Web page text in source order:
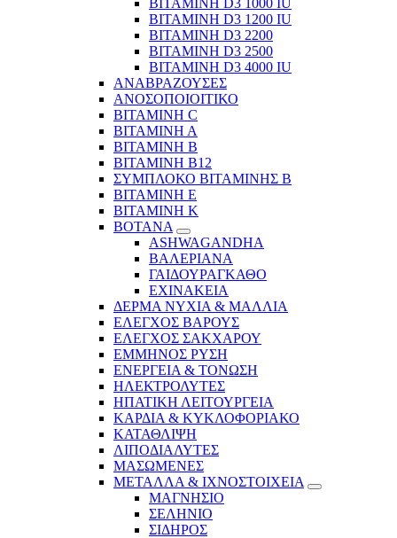
ΒΙΤΑΜΙΝΗ D3 1200 IU
ΒΙΤΑΜΙΝΗ D3 2200
ΒΙΤΑΜΙΝΗ D3 2500
BITAMINH D3 4000 IU
ΑΝΑΒΡΑΖΟΥΣΕΣ
ΑΝΟΣΟΠΟΙΟΙΤΙΚΟ
ΒΙΤΑΜΙΝΗ C
ΒΙΤΑΜΙΝΗ Α
ΒΙΤΑΜΙΝΗ Β
ΒΙΤΑΜΙΝΗ Β12
ΣΥΜΠΛΟΚΟ ΒΙΤΑΜΙΝΗΣ Β
ΒΙΤΑΜΙΝΗ Ε
ΒΙΤΑΜΙΝΗ Κ
ΒΟΤΑΝΑ
ASHWAGANDHA
ΒΑΛΕΡΙΑΝΑ
ΓΑΙΔΟΥΡΑΓΚΑΘΟ
ΕΧΙΝΑΚΕΙΑ
ΔΕΡΜΑ ΝΥΧΙΑ & ΜΑΛΛΙΑ
ΕΛΕΓΧΟΣ ΒΑΡΟΥΣ
ΕΛΕΓΧΟΣ ΣΑΚΧΑΡΟΥ
ΕΜΜΗΝΟΣ ΡΥΣΗ
ΕΝΕΡΓΕΙΑ & ΤΟΝΩΣΗ
ΗΛΕΚΤΡΟΛΥΤΕΣ
ΗΠΑΤΙΚΗ ΛΕΙΤΟΥΡΓΕΙΑ
ΚΑΡΔΙΑ & ΚΥΚΛΟΦΟΡΙΑΚΟ
ΚΑΤΑΘΛΙΨΗ
ΛΙΠΟΔΙΑΛΥΤΕΣ
ΜΑΣΩΜΕΝΕΣ
ΜΕΤΑΛΛΑ & ΙΧΝΟΣΤΟΙΧΕΙΑ
ΜΑΓΝΗΣΙΟ
ΣΕΛΗΝΙΟ
ΣΙΔΗΡΟΣ